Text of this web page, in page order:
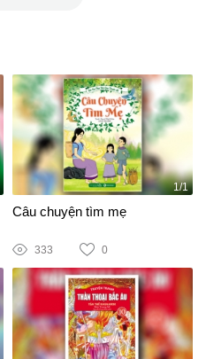
1/1
Câu chuyện tìm mẹ
333 0